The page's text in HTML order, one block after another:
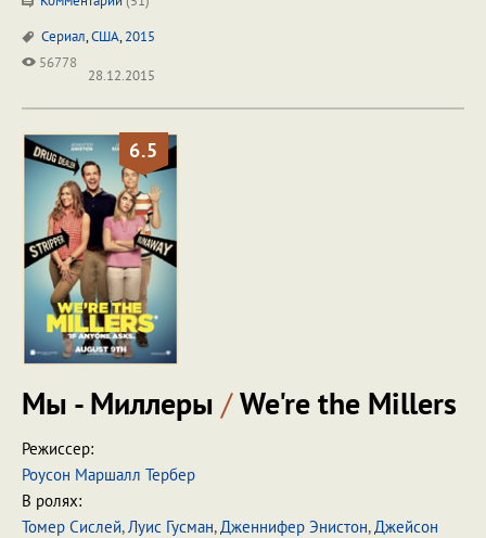
Сериал,США,2015
56778
28.12.2015
6.5
Мы - Миллеры /We're the Millers
Режиссер:
Роусон Маршалл Тербер
В ролях:
Томер Сислей,Луис Гусман,Дженнифер Энистон,Джейсон